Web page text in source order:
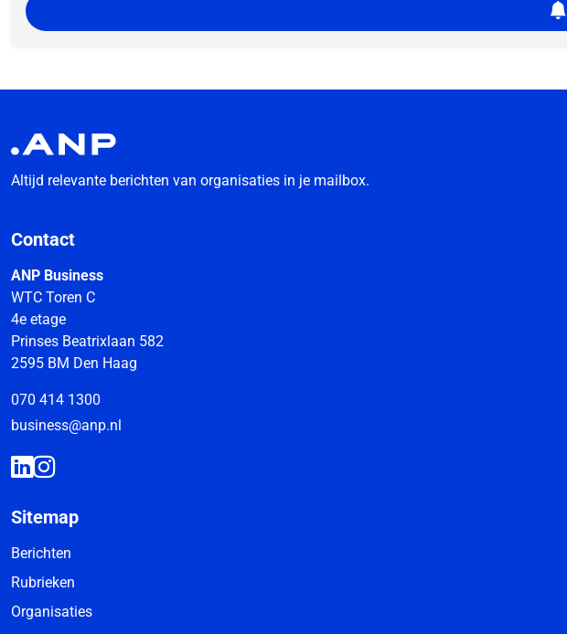
Altijd relevante berichten van organisaties in je mailbox.
Contact
ANP Business
WTC Toren C
4e etage
Prinses Beatrixlaan 582
2595 BM Den Haag
070 414 1300
business@anp.nl
Sitemap
Berichten
Rubrieken
Organisaties